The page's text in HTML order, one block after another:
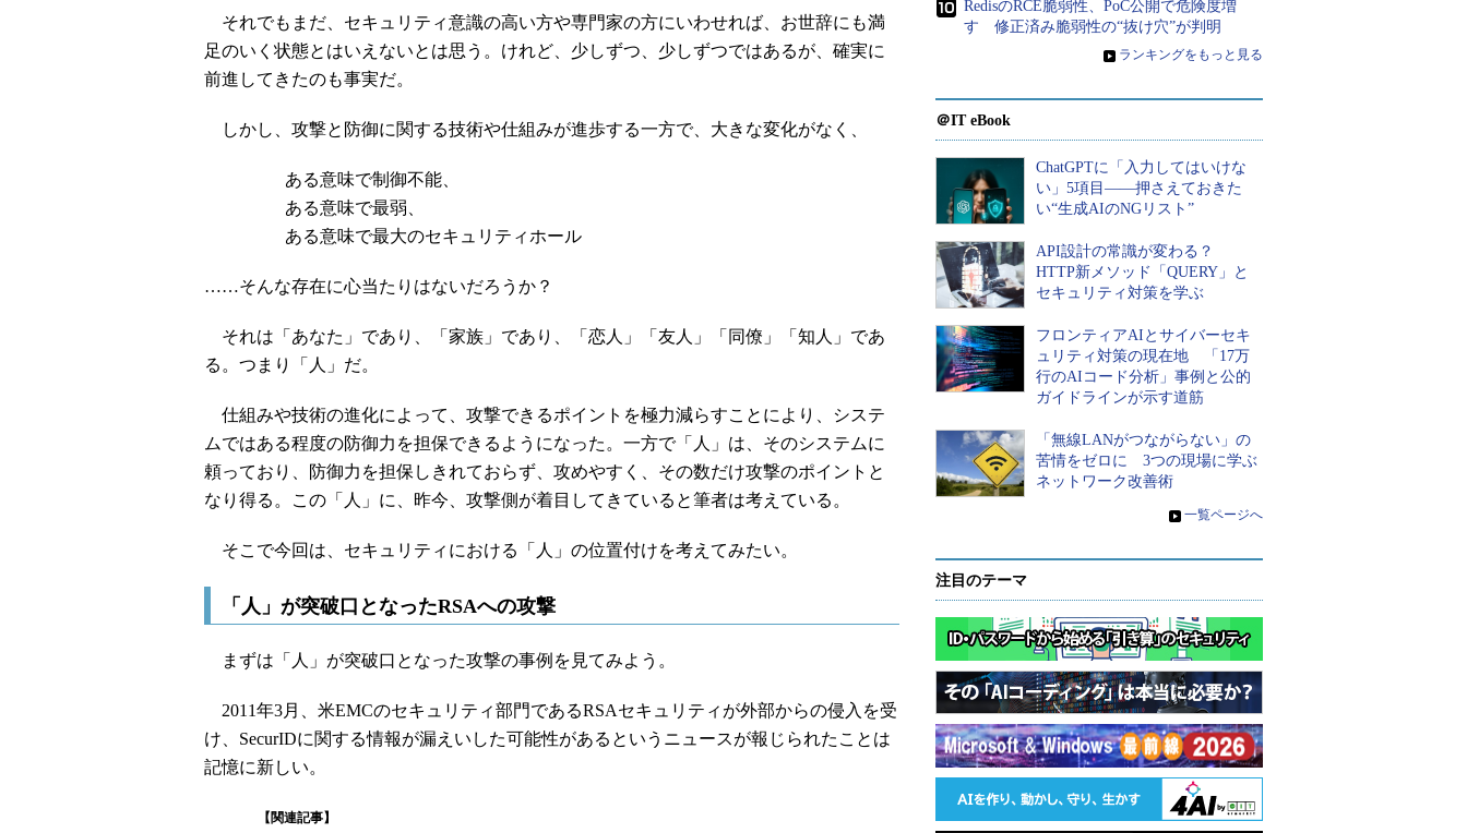
それでもまだ、セキュリティ意識の高い方や専門家の方にいわせれば、お世辞にも満
足のいく状態とはいえないとは思う。けれど、少しずつ、少しずつではあるが、確実に
前進してきたのも事実だ。
しかし、攻撃と防御に関する技術や仕組みが進歩する一方で、大きな変化がなく、
ある意味で制御不能、
ある意味で最弱、
ある意味で最大のセキュリティホール
……そんな存在に心当たりはないだろうか？
それは「あなた」であり、「家族」であり、「恋人」「友人」「同僚」「知人」であ
る。つまり「人」だ。
仕組みや技術の進化によって、攻撃できるポイントを極力減らすことにより、システ
ムではある程度の防御力を担保できるようになった。一方で「人」は、そのシステムに
頼っており、防御力を担保しきれておらず、攻めやすく、その数だけ攻撃のポイントと
なり得る。この「人」に、昨今、攻撃側が着目してきていると筆者は考えている。
そこで今回は、セキュリティにおける「人」の位置付けを考えてみたい。
「人」が突破口となったRSAへの攻撃
まずは「人」が突破口となった攻撃の事例を見てみよう。
2011年3月、米EMCのセキュリティ部門であるRSAセキュリティが外部からの侵入を受
け、SecurIDに関する情報が漏えいした可能性があるというニュースが報じられたことは
記憶に新しい。
【関連記事】
RedisのRCE脆弱性、PoC公開で危険度増
す 修正済み脆弱性の“抜け穴”が判明
» ランキングをもっと見る
＠IT eBook
ChatGPTに「入力してはいけな
い」5項目――押さえておきた
い“生成AIのNGリスト”
API設計の常識が変わる？
HTTP新メソッド「QUERY」と
セキュリティ対策を学ぶ
フロンティアAIとサイバーセキ
ュリティ対策の現在地 「17万
行のAIコード分析」事例と公的
ガイドラインが示す道筋
「無線LANがつながらない」の
苦情をゼロに 3つの現場に学ぶ
ネットワーク改善術
» 一覧ページへ
注目のテーマ